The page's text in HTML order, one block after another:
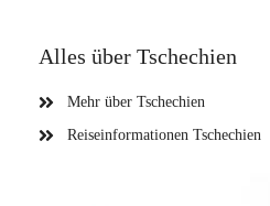
Alles über Tschechien
Mehr über Tschechien
Reiseinformationen Tschechien